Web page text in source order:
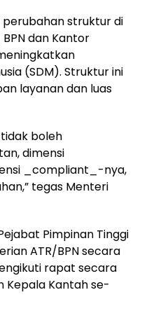
perubahan struktur di
dan Kantor
(SDM). Struktur ini
layanan dan luas
boleh
dimensi
_compliant_-nya,
tegas Menteri
Pimpinan Tinggi
ATR/BPN secara
rapat secara
Kepala Kantah se-